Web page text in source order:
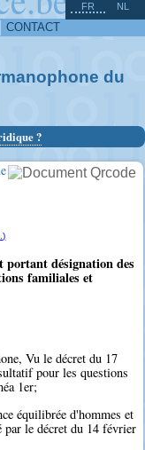
CONTACT
FR NL
du
?
désignation des
familiales et
Vu le décret du 17
pour les questions
1er;
équilibrée d'hommes et
par le décret du 14 février
^